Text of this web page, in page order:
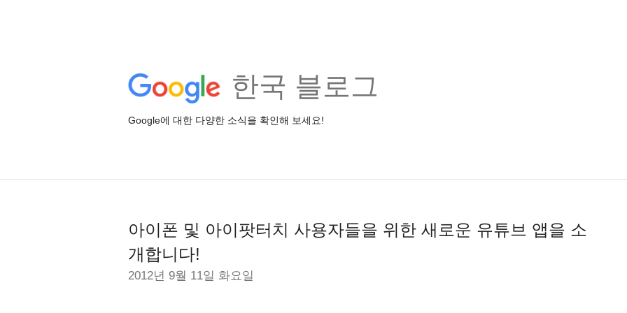
한국 블로그
Google에 대한 다양한 소식을 확인해 보세요!
아이폰 및 아이팟터치 사용자들을 위한 새로운 유튜브 앱을 소
개합니다!
2012년 9월 11일 화요일